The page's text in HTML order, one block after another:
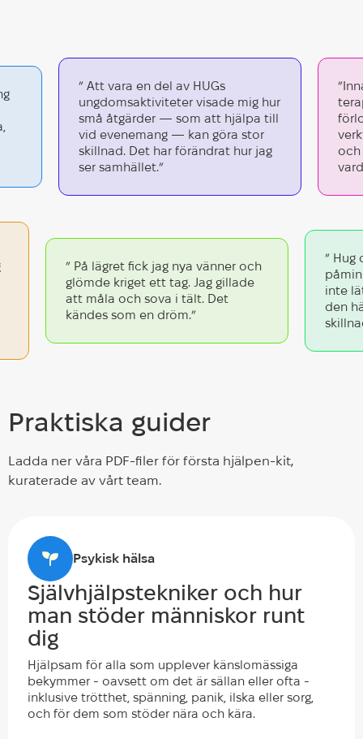
” Att vara en del av HUGs
ungdomsaktiviteter visade mig hur
små åtgärder — som att hjälpa till
vid evenemang — kan göra stor
skillnad. Det har förändrat hur jag
ser samhället.”
”Innan jag
förlorad.
verktyg för
och känna
vardagen.”
Idag
” På lägret fick jag nya vänner och
glömde kriget ett tag. Jag gillade
att måla och sova i tält. Det
kändes som en dröm.”
Praktiska guider
Ladda ner våra PDF-filer för första hjälpen-kit,
kuraterade av vårt team.
Psykisk hälsa
Självhjälpstekniker och hur
man stöder människor runt
dig
Hjälpsam för alla som upplever känslomässiga
bekymmer - oavsett om det är sällan eller ofta -
inklusive trötthet, spänning, panik, ilska eller sorg,
och för dem som stöder nära och kära.